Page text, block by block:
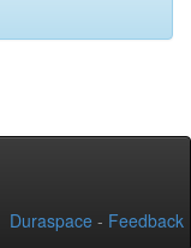
Duraspace - Feedback